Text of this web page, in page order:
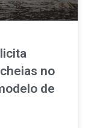
no
de